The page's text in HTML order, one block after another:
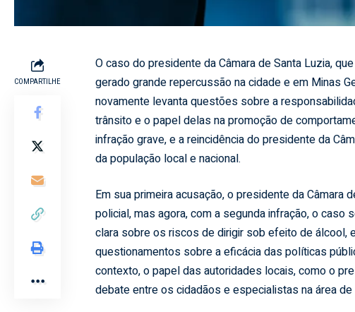
COMPARTILHE
O caso do presidente da Câmara de Santa Luzia,
gerado grande repercussão na cidade e em Minas
novamente levanta questões sobre a
trânsito e o papel delas na promoção de
infração grave, e a reincidência do presidente da
da população local e nacional.
Em sua primeira acusação, o presidente da Câmara
policial, mas agora, com a segunda infração, o
clara sobre os riscos de dirigir sob efeito de álcool,
questionamentos sobre a eficácia das políticas
contexto, o papel das autoridades locais, como o
debate entre os cidadãos e especialistas na área de